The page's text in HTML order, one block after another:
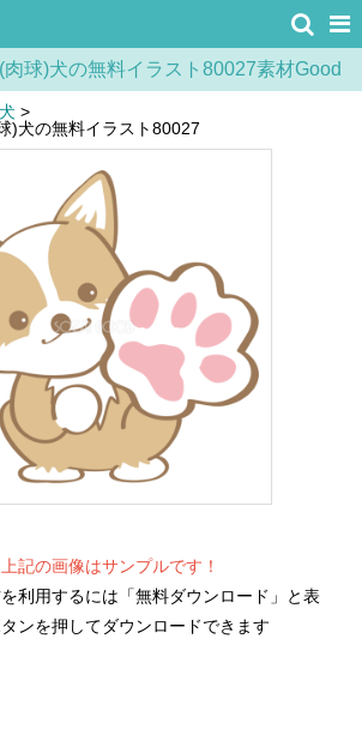
球)犬の無料イラスト80027素材Good
犬 >
)犬の無料イラスト80027
上記の画像はサンプルです！
利用するには「無料ダウンロード」と表
ンを押してダウンロードできます